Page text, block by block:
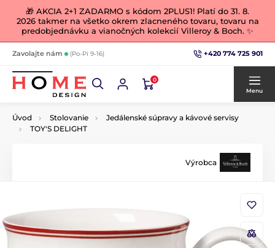
🎁 AKCIA 2+1 ZADARMO s kódom 2PLUS1! Platí do 31. 8.
2026 takmer na všetko okrem zlacneného tovaru, tovaru na
predobjednávku a vianočných kolekcií Villeroy & Boch. ✨
Zavolajte nám (Po-Pi 9-16) +420 774 725 901
0
Menu
Úvod Stolovanie
Jedálenské súpravy a kávové servisy
TOY'S DELIGHT
Výrobca